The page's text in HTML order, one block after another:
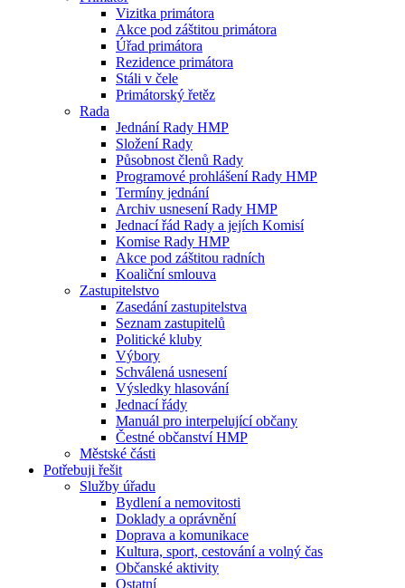
Vizitka primátora
Akce pod záštitou primátora
Úřad primátora
Rezidence primátora
Stáli v čele
Primátorský řetěz
Rada
Jednání Rady HMP
Složení Rady
Působnost členů Rady
Programové prohlášení Rady HMP
Termíny jednání
Archiv usnesení Rady HMP
Jednací řád Rady a jejích Komisí
Komise Rady HMP
Akce pod záštitou radních
Koaliční smlouva
Zastupitelstvo
Zasedání zastupitelstva
Seznam zastupitelů
Politické kluby
Výbory
Schválená usnesení
Výsledky hlasování
Jednací řády
Manuál pro interpelující občany
Čestné občanství HMP
Městské části
Potřebuji řešit
Služby úřadu
Bydlení a nemovitosti
Doklady a oprávnění
Doprava a komunikace
Kultura, sport, cestování a volný čas
Občanské aktivity
Ostatní